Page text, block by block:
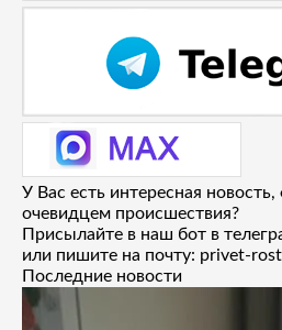
У Вас есть интересная
очевидцем происшествия?
Присылайте в наш бот в
или пишите на почту: privet-
Последние новости